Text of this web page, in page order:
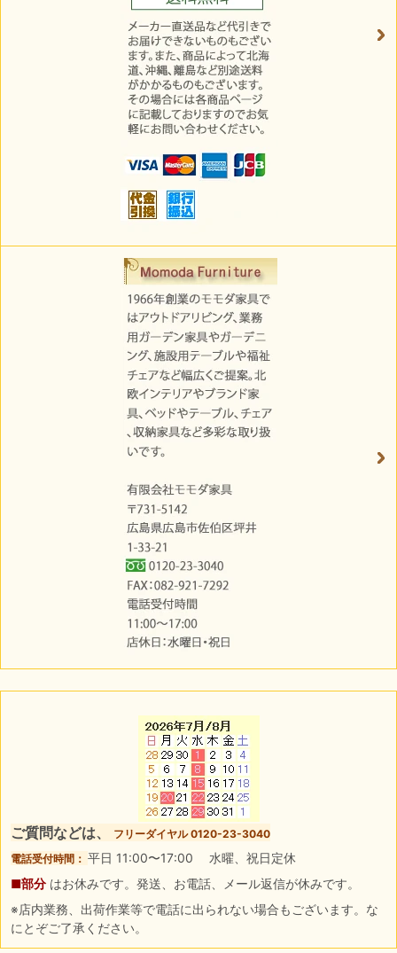
ご質問などは、
フリーダイヤル 0120-23-3040
電話受付時間： 平日 11:00〜17:00 水曜、祝日定休
■部分 はお休みです。発送、お電話、メール返信が休みです。
※店内業務、出荷作業等で電話に出られない場合もございます。な
にとぞご了承ください。